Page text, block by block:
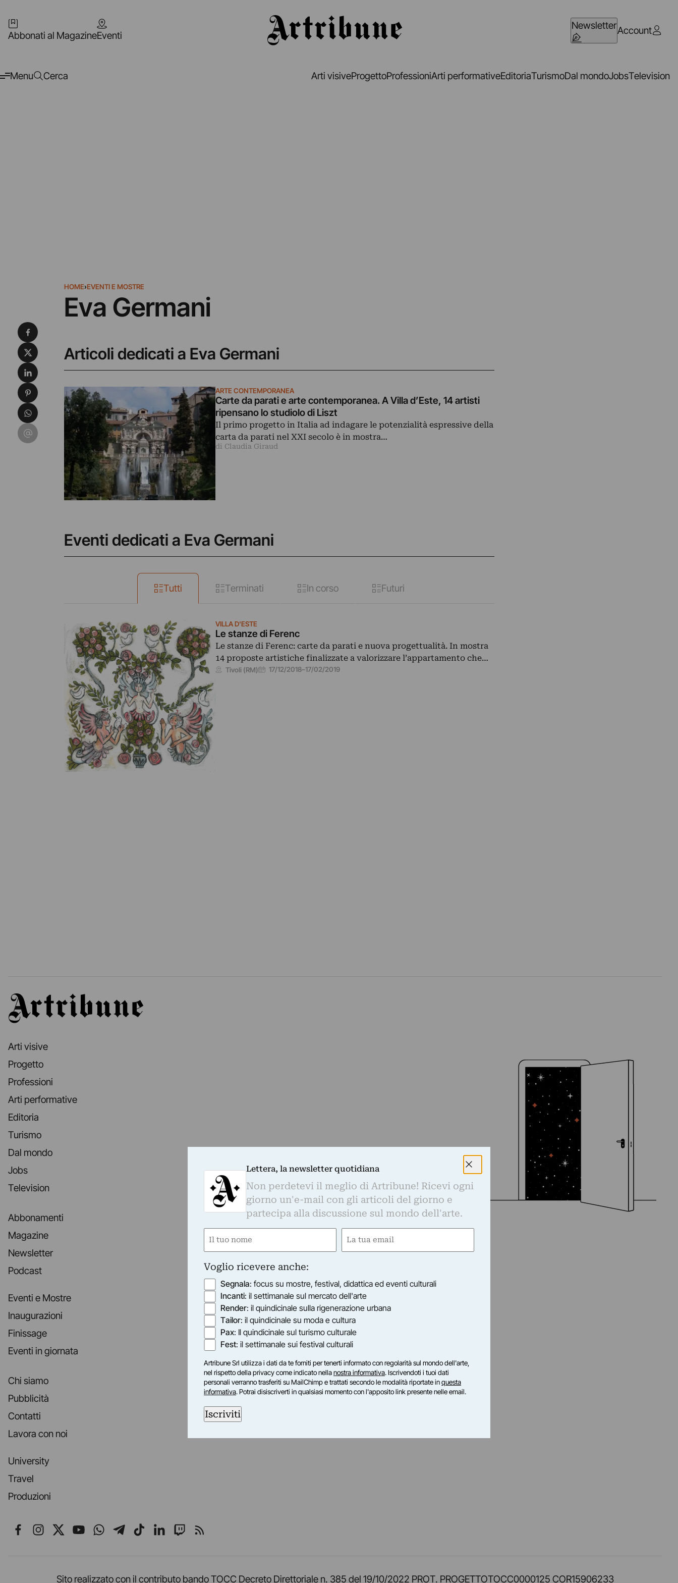
Abbonati al MagazineEventi
NewsletterAccount
Menu Cerca Arti visiveProgettoProfessioniArti performativeEditoriaTurismoDal mondoJobsTelevision
HOME›EVENTI E MOSTRE
Eva Germani
Articoli dedicati a Eva Germani
ARTE CONTEMPORANEA
Carte da parati e arte contemporanea. A Villa d’Este, 14 artisti
ripensano lo studiolo di Liszt
Il primo progetto in Italia ad indagare le potenzialità espressive della
carta da parati nel XXI secolo è in mostra…
di Claudia Giraud
Eventi dedicati a Eva Germani
Tutti Terminati In corso Futuri
VILLA D'ESTE
Le stanze di Ferenc
Le stanze di Ferenc: carte da parati e nuova progettualità. In mostra
14 proposte artistiche finalizzate a valorizzare l’appartamento che…
Tivoli (RM) 17/12/2018–17/02/2019
Condividi su Facebook
Condividi su X
Condividi su LinkedIn
Condividi su Pinterest
Condividi su WhatsApp
Condividi su Email
Artribune
Arti visive
Progetto
Professioni
Arti performative
Editoria
Turismo
Dal mondo
Jobs
Television
Abbonamenti
Magazine
Newsletter
Podcast
Eventi e Mostre
Inaugurazioni
Finissage
Eventi in giornata
Chi siamo
Pubblicità
Contatti
Lavora con noi
University
Travel
Produzioni
Seguici su Facebook
Seguici su Instagram
Seguici su X
Seguici su YouTube
Seguici su WhatsApp
Seguici su Telegram
Seguici su TikTok
Seguici su LinkedIn
Seguici su Twitch
Seguici su Rss
Sito realizzato con il contributo bando TOCC Decreto Direttoriale n. 385 del 19/10/2022 PROT. PROGETTOTOCC0000125 COR15906233
Lettera, la newsletter quotidiana
Non perdetevi il meglio di Artribune! Ricevi ogni
giorno un'e-mail con gli articoli del giorno e
partecipa alla discussione sul mondo dell'arte.
Nome
Email
Voglio ricevere anche:
Segnala: focus su mostre, festival, didattica ed eventi culturali
Incanti: il settimanale sul mercato dell'arte
Render: il quindicinale sulla rigenerazione urbana
Tailor: il quindicinale su moda e cultura
Pax: Il quindicinale sul turismo culturale
Fest: il settimanale sui festival culturali
Artribune Srl utilizza i dati da te forniti per tenerti informato con regolarità sul mondo dell'arte,
nel rispetto della privacy come indicato nellanostra informativa. Iscrivendoti i tuoi dati
personali verranno trasferiti su MailChimp e trattati secondo le modalità riportate inquesta
informativa. Potrai disiscriverti in qualsiasi momento con l'apposito link presente nelle email.
Iscriviti